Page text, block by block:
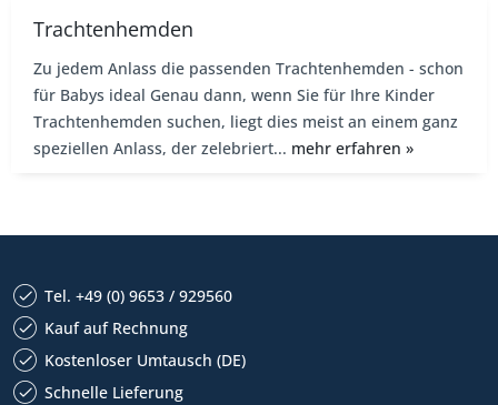
Trachtenhemden
Zu jedem Anlass die passenden Trachtenhemden - schon
für Babys ideal Genau dann, wenn Sie für Ihre Kinder
Trachtenhemden suchen, liegt dies meist an einem ganz
speziellen Anlass, der zelebriert... mehr erfahren »
Tel. +49 (0) 9653 / 929560
Kauf auf Rechnung
Kostenloser Umtausch (DE)
Schnelle Lieferung